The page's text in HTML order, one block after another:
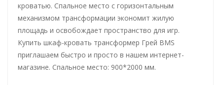
кроватью. Спальное место с горизонтальным
механизмом трансформации экономит жилую
площадь и освобождает пространство для игр.
Купить шкаф-кровать трансформер Грей BMS
приглашаем быстро и просто в нашем интернет-
магазине. Спальное место: 900*2000 мм.